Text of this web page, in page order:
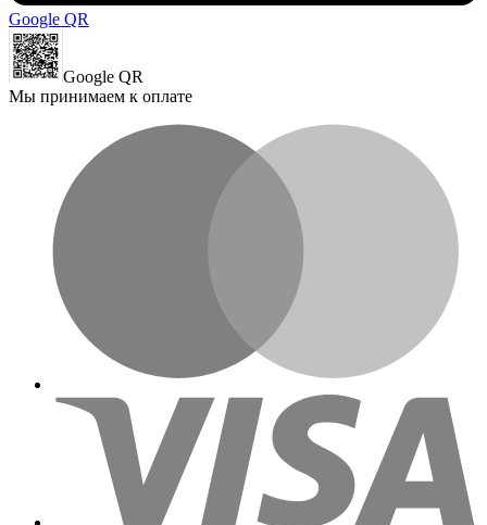
Google QR
Google QR
Мы принимаем к оплате